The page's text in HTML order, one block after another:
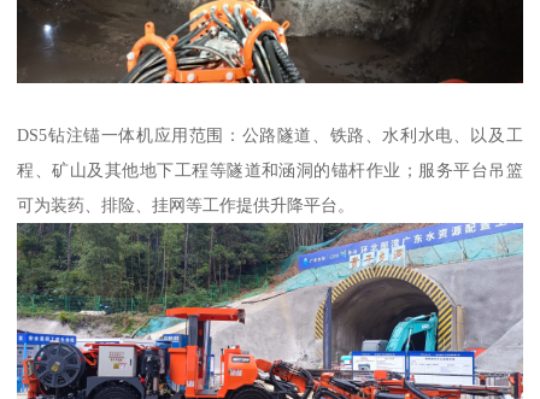
DS5钻注锚一体机应用范围：公路隧道、铁路、水利水电、以及工
程、矿山及其他地下工程等隧道和涵洞的锚杆作业；服务平台吊篮
可为装药、排险、挂网等工作提供升降平台。